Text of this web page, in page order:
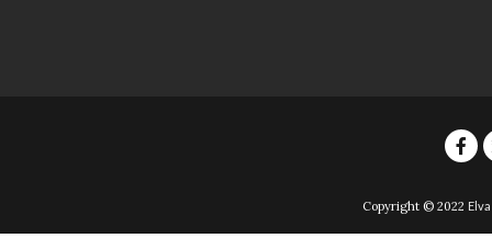
Copyright © 2022